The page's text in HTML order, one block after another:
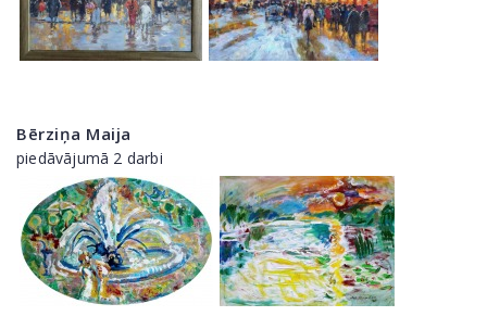
Bērziņa Maija
piedāvājumā 2 darbi